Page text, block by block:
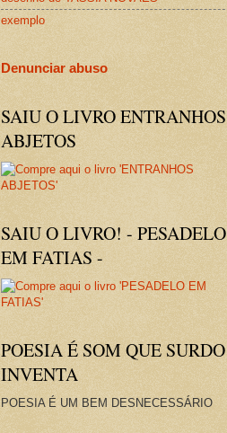
exemplo
Denunciar abuso
SAIU O LIVRO ENTRANHOS
ABJETOS
SAIU O LIVRO! - PESADELO
EM FATIAS -
POESIA É SOM QUE SURDO
INVENTA
POESIA É UM BEM DESNECESSÁRIO